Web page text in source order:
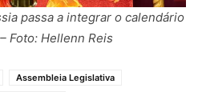
passa a integrar o calendário
Foto: Hellenn Reis
Assembleia Legislativa